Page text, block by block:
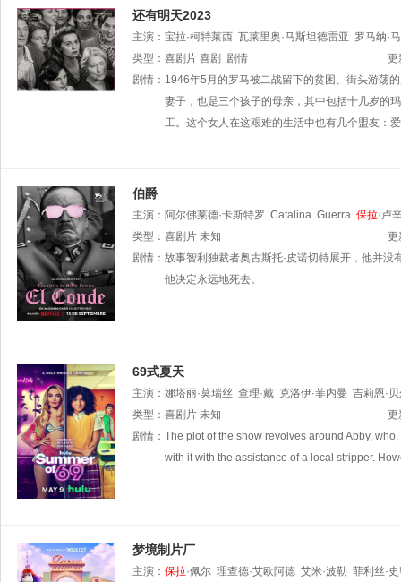
还有明天2023
主演： 宝拉·柯特莱西 瓦莱里奥·马斯坦德雷亚 罗马纳·
Raffaele Vannoli 保拉·蒂齐亚娜·科努西亚
Mattia
Baldo Gianmarco Filippini Chiara Bono
类型： 喜剧片 喜剧 剧情
更
剧情： 1946年5月的罗马被二战留下的贫困、街头游荡
妻子，也是三个孩子的母亲，其中包括十几岁的
工。这个女人在这艰难的生活中也有几个盟友：
伯爵
主演： 阿尔佛莱德·卡斯特罗 Catalina Guerra 保拉·卢
赫尔斯
类型： 喜剧片 未知
更
剧情： 故事智利独裁者奥古斯托·皮诺切特展开，他并
他决定永远地死去。
69式夏天
主演： 娜塔丽·莫瑞丝 查理·戴 克洛伊·菲内曼 吉莉恩·
Sam
Morelos 阿马利娅·尤奥 塞莱斯特·
类型： 喜剧片 未知
更
剧情： The plot of the show revolves around Abby,
with it with the assistance of a local stripper.
梦境制片厂
主演： 保拉·佩尔 理查德·艾欧阿德 艾米·波勒 菲利丝·